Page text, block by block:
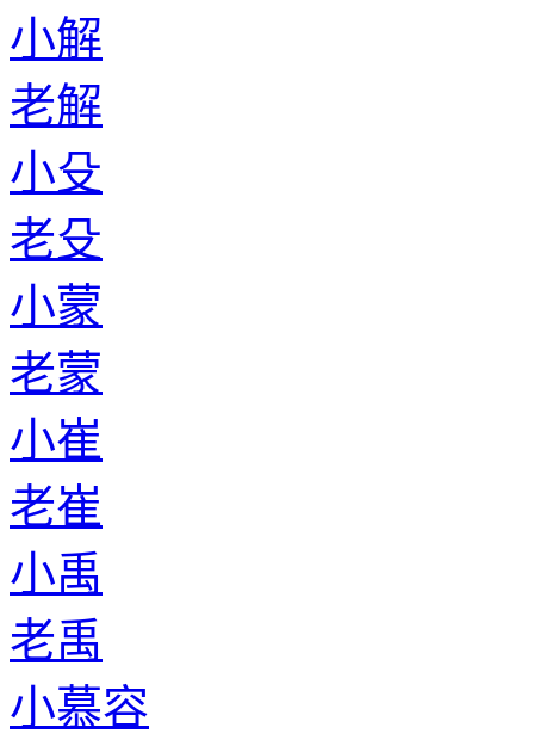
小解
老解
小殳
老殳
小蒙
老蒙
小崔
老崔
小禹
老禹
小慕容